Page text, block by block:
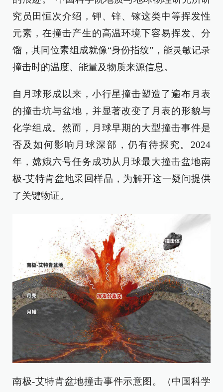
究员田恒次介绍，钾、锌、镓这类中等挥发性
元素，在撞击产生的高温环境下容易挥发、分
馏，其同位素组成就像“身份指纹”，能灵敏记录
撞击时的温度、能量及物质来源信息。
自月球形成以来，小行星撞击塑造了遍布月表
的撞击坑与盆地，并显著改变了月表的形貌与
化学组成。然而，月球早期的大型撞击事件是
否及如何影响月球深部，仍有待探究。2024
年，嫦娥六号任务成功从月球最大撞击盆地南
极-艾特肯盆地采回样品，为解开这一疑问提供
了关键物证。
南极-艾特肯盆地撞击事件示意图。（中国科学